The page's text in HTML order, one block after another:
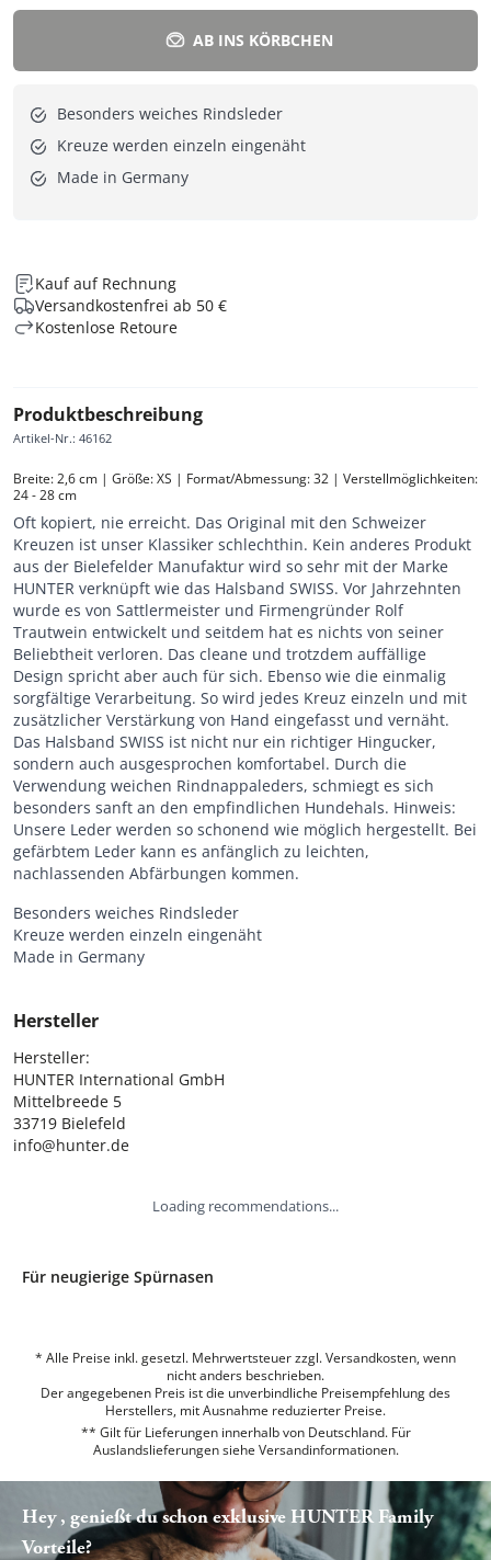
AB INS KÖRBCHEN
Besonders weiches Rindsleder
Kreuze werden einzeln eingenäht
Made in Germany
Kauf auf Rechnung
Versandkostenfrei ab 50 €
Kostenlose Retoure
Produktbeschreibung
Artikel-Nr.: 46162
Breite: 2,6 cm | Größe: XS | Format/Abmessung: 32 | Verstellmöglichkeiten:
24 - 28 cm
Oft kopiert, nie erreicht. Das Original mit den Schweizer
Kreuzen ist unser Klassiker schlechthin. Kein anderes Produkt
aus der Bielefelder Manufaktur wird so sehr mit der Marke
HUNTER verknüpft wie das Halsband SWISS. Vor Jahrzehnten
wurde es von Sattlermeister und Firmengründer Rolf
Trautwein entwickelt und seitdem hat es nichts von seiner
Beliebtheit verloren. Das cleane und trotzdem auffällige
Design spricht aber auch für sich. Ebenso wie die einmalig
sorgfältige Verarbeitung. So wird jedes Kreuz einzeln und mit
zusätzlicher Verstärkung von Hand eingefasst und vernäht.
Das Halsband SWISS ist nicht nur ein richtiger Hingucker,
sondern auch ausgesprochen komfortabel. Durch die
Verwendung weichen Rindnappaleders, schmiegt es sich
besonders sanft an den empfindlichen Hundehals. Hinweis:
Unsere Leder werden so schonend wie möglich hergestellt. Bei
gefärbtem Leder kann es anfänglich zu leichten,
nachlassenden Abfärbungen kommen.
Besonders weiches Rindsleder
Kreuze werden einzeln eingenäht
Made in Germany
Hersteller
Hersteller:
HUNTER International GmbH
Mittelbreede 5
33719 Bielefeld
info@hunter.de
Loading recommendations...
Für neugierige Spürnasen
* Alle Preise inkl. gesetzl. Mehrwertsteuer zzgl. Versandkosten, wenn
nicht anders beschrieben.
Der angegebenen Preis ist die unverbindliche Preisempfehlung des
Herstellers, mit Ausnahme reduzierter Preise.
** Gilt für Lieferungen innerhalb von Deutschland. Für
Auslandslieferungen siehe Versandinformationen.
Hey , genießt du schon exklusive HUNTER Family
Vorteile?